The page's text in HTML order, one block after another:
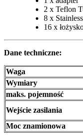
2 x Teflon
8 x
16 x
Dane techniczne:
Waga
Wymiary
maks. pojemność
Wejście zasilania
Moc znamionowa